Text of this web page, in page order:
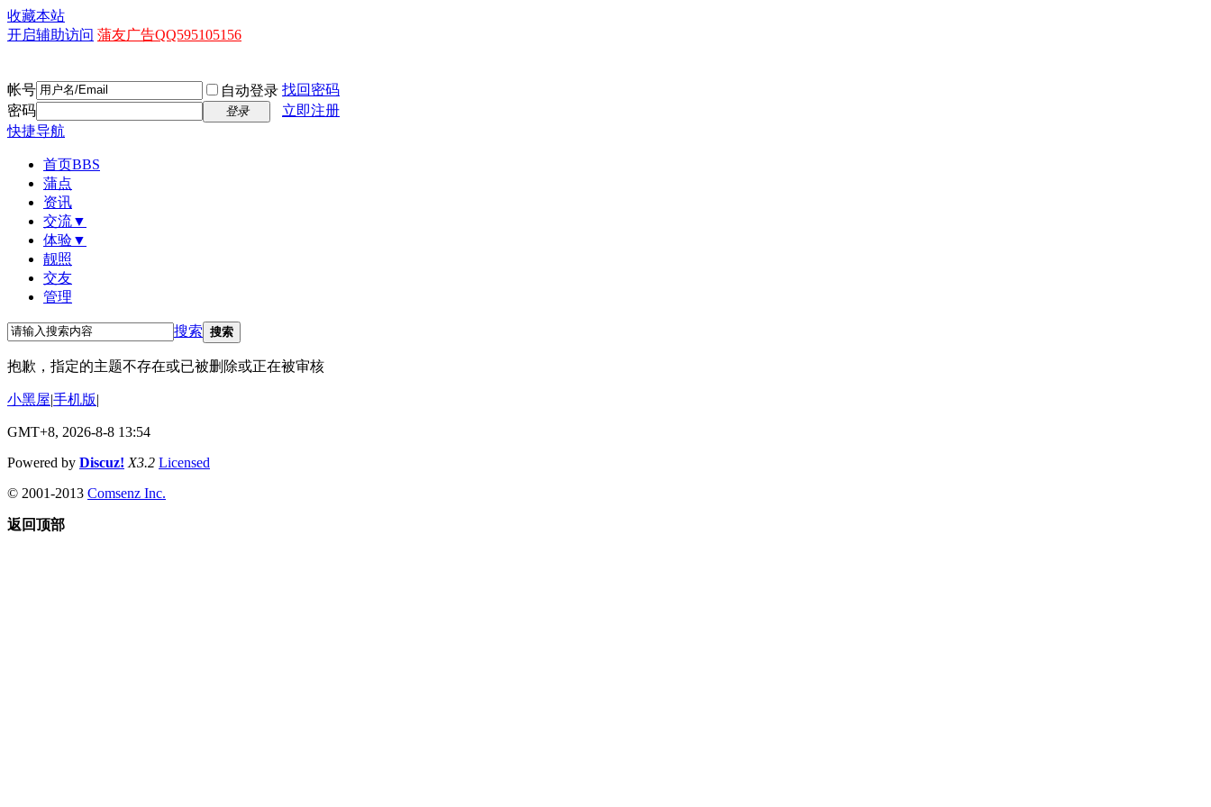
收藏本站
开启辅助访问 蒲友广告QQ595105156
帐号 自动登录 找回密码
密码
登录
立即注册
快捷导航
首页BBS
蒲点
资讯
交流▼
体验▼
靓照
交友
管理
搜索 搜索
抱歉，指定的主题不存在或已被删除或正在被审核
小黑屋|手机版|
GMT+8, 2026-8-8 13:54
Powered by Discuz! X3.2 Licensed
© 2001-2013 Comsenz Inc.
返回顶部